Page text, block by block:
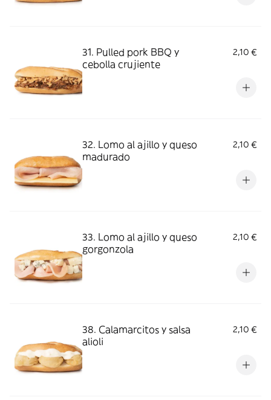
31. Pulled pork BBQ y
cebolla crujiente
2,10 €
32. Lomo al ajillo y queso
madurado
2,10 €
33. Lomo al ajillo y queso
gorgonzola
2,10 €
38. Calamarcitos y salsa
alioli
2,10 €